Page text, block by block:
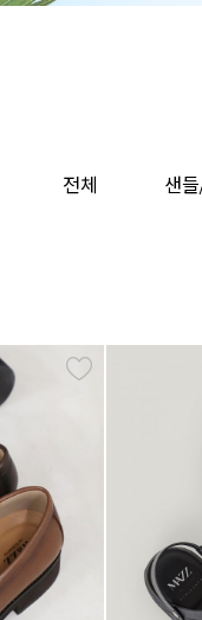
전체 샌